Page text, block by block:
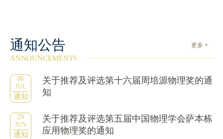
通知公告 更多 +
ANNOUNCEMENTS
06
JUL
通知
关于推荐及评选第十六届周培源物理奖的通
知
29
JUN
通知
关于推荐及评选第五届中国物理学会萨本栋
应用物理奖的通知